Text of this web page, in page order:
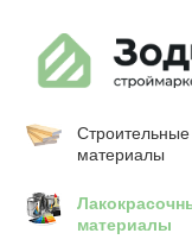
Строительные
материалы
материалы